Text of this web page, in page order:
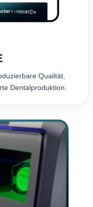
Qualität,
Dentalproduktion.